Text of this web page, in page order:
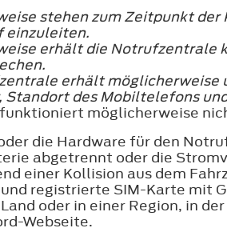
stehen zum Zeitpunkt
einzuleiten.
erhält die Notrufzentrale
erhält möglicherweise
des Mobiltelefons
möglicherweise
die Hardware für den
abgetrennt oder die
einer Kollision aus dem
registrierte SIM-Karte mit
oder in einer Region, in
Webseite.